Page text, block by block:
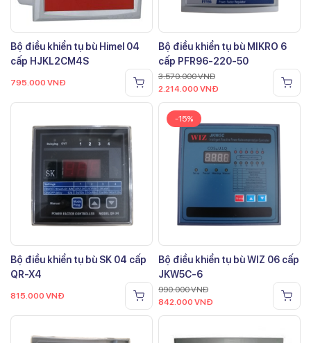
Bộ điều khiển tụ bù Himel 04
cấp HJKL2CM4S
795.000 VNĐ
Bộ điều khiển tụ bù MIKRO 6
cấp PFR96-220-50
3.570.000VNĐ
2.214.000 VNĐ
Bộ điều khiển tụ bù SK 04 cấp
QR-X4
815.000 VNĐ
-15%
Bộ điều khiển tụ bù WIZ 06 cấp
JKW5C-6
990.000VNĐ
842.000 VNĐ